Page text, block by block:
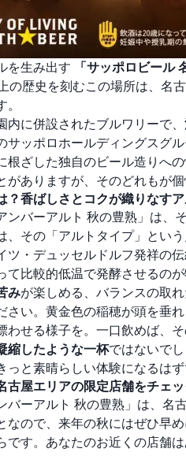
を生み出す 「サッポロビール
の歴史を刻むこの場所は、名
内に併設されたブルワリーで、
サッポロホールディングスグ
根ざした独自のビール造りへ
がありますが、そのどれもが
？香ばしさとコクが織りなす
ンバーアルト 秋の豊熟」は、
、その「アルトタイプ」という
ツ・デュッセルドルフ発祥の
て比較的低温で発酵させるのが
みが楽しめる、バランスの取
さい。黄金色の稲穂が頭を垂
わせる様子を。一口飲めば、
縮したような一杯ではないで
っと素晴らしい体験になるはず
古屋エリアの限定店舗をチェッ
バーアルト 秋の豊熟」は、名
なので、来年の秋にはぜひ早
です。あなたのお近くの店舗は